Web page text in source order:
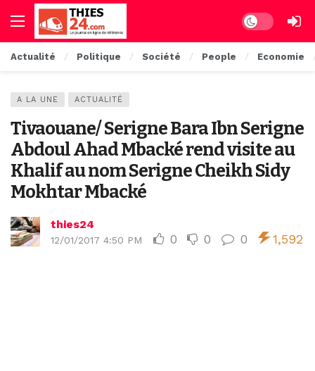
Dark mode
Actualité Politique Société People Economie
A LA UNE ACTUALITÉ
Tivaouane/ Serigne Bara Ibn Serigne
Abdoul Ahad Mbacké rend visite au
Khalif au nom Serigne Cheikh Sidy
Mokhtar Mbacké
thies24
12/01/2017 4:50 PM 0 0 0 1,592